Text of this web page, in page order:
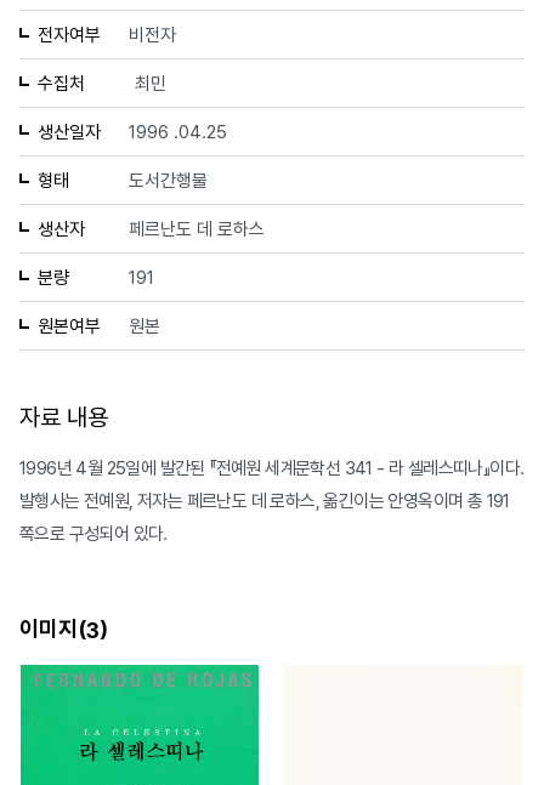
전자여부 비전자
수집처 최민
생산일자 1996 .04.25
형태 도서간행물
생산자 페르난도 데 로하스
분량 191
원본여부 원본
자료 내용
1996년 4월 25일에 발간된 『전예원 세계문학선 341 - 라 셀레스띠나』이다.
발행사는 전예원, 저자는 페르난도 데 로하스, 옮긴이는 안영옥이며 총 191
쪽으로 구성되어 있다.
이미지(3)